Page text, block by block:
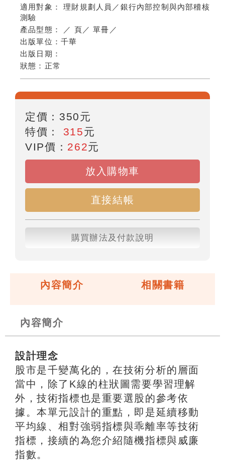
適用對象：理財規劃人員／銀行內部控制與內部稽核
測驗
產品型態：
／ 頁 ／單冊 ／
出版單位： 千華
出版日期：
狀態： 正常
定價： 350元
特價： 315元
VIP價： 262元
放入購物車
直接結帳
購買辦法及付款說明
內容簡介 相關書籍
內容簡介
設計理念
股市是千變萬化的，在技術分析的層面
當中，除了K線的柱狀圖需要學習理解
外，技術指標也是重要選股的參考依
據。本單元設計的重點，即是延續移動
平均線、相對強弱指標與乖離率等技術
指標，接續的為您介紹隨機指標與威廉
指數。